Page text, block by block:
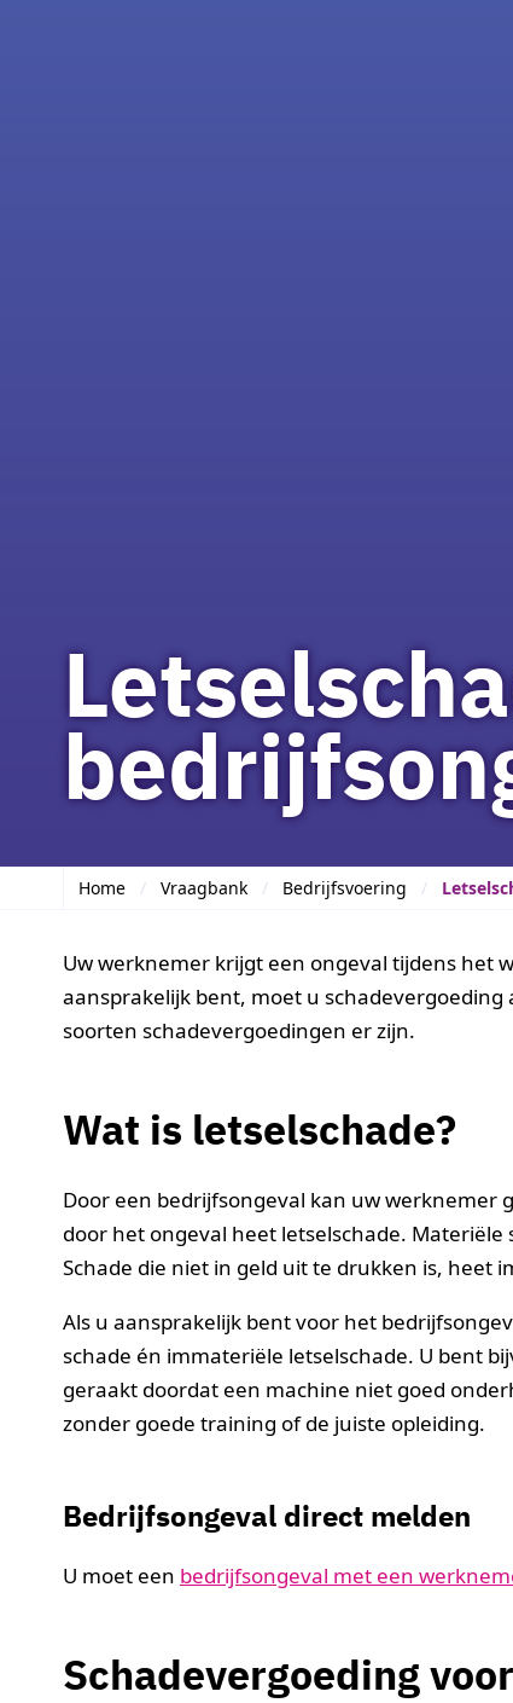
Home Vraagbank Bedrijfsvoering
Uw werknemer krijgt een ongeval tijdens het
aansprakelijk bent, moet u
soorten schadevergoedingen er zijn.
Wat is letselschade?
Door een bedrijfsongeval kan uw werknemer
door het ongeval heet letselschade.
Schade die niet in geld uit te drukken is, heet
Als u aansprakelijk bent voor het
schade én immateriële letselschade. U bent
geraakt doordat een machine niet goed
zonder goede training of de juiste opleiding.
Bedrijfsongeval direct melden
U moet een bedrijfsongeval met een
Schadevergoeding